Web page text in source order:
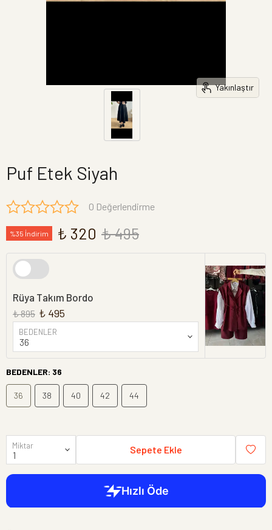
Yakınlaştır
Puf Etek Siyah
0 Değerlendirme
%35 İndirim ₺ 320 ₺ 495
Rüya Takım Bordo
₺ 895 ₺ 495
BEDENLER
BEDENLER: 36
36 38 40 42 44
Miktar Sepete Ekle